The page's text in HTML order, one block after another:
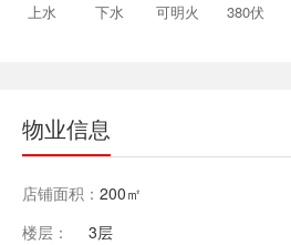
上水 下水 可明火 380伏
物业信息
店铺面积： 200㎡
楼层：
3层